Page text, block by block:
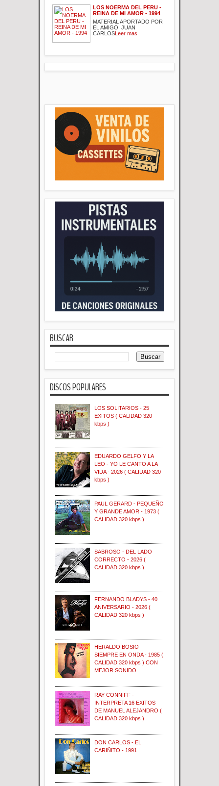
LOS NOERMA DEL PERU -
REINA DE MI AMOR - 1994
MATERIAL APORTADO POR
EL AMIGO JUAN
CARLOSLeer mas
BUSCAR
DISCOS POPULARES
LOS SOLITARIOS - 25
EXITOS ( CALIDAD 320
kbps )
EDUARDO GELFO Y LA
LEO - YO LE CANTO A LA
VIDA - 2026 ( CALIDAD 320
kbps )
PAUL GERARD - PEQUEÑO
Y GRANDE AMOR - 1973 (
CALIDAD 320 kbps )
SABROSO - DEL LADO
CORRECTO - 2026 (
CALIDAD 320 kbps )
FERNANDO BLADYS - 40
ANIVERSARIO - 2026 (
CALIDAD 320 kbps )
HERALDO BOSIO -
SIEMPRE EN ONDA - 1985 (
CALIDAD 320 kbps ) CON
MEJOR SONIDO
RAY CONNIFF -
INTERPRETA 16 EXITOS
DE MANUEL ALEJANDRO (
CALIDAD 320 kbps )
DON CARLOS - EL
CARIÑITO - 1991